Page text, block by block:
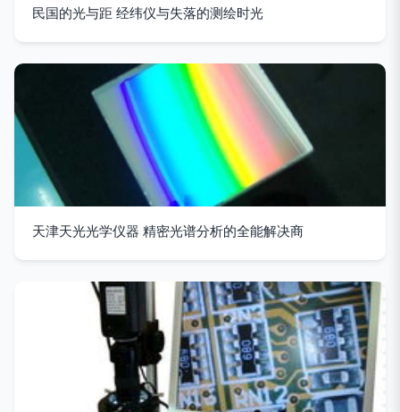
民国的光与距 经纬仪与失落的测绘时光
天津天光光学仪器 精密光谱分析的全能解决商